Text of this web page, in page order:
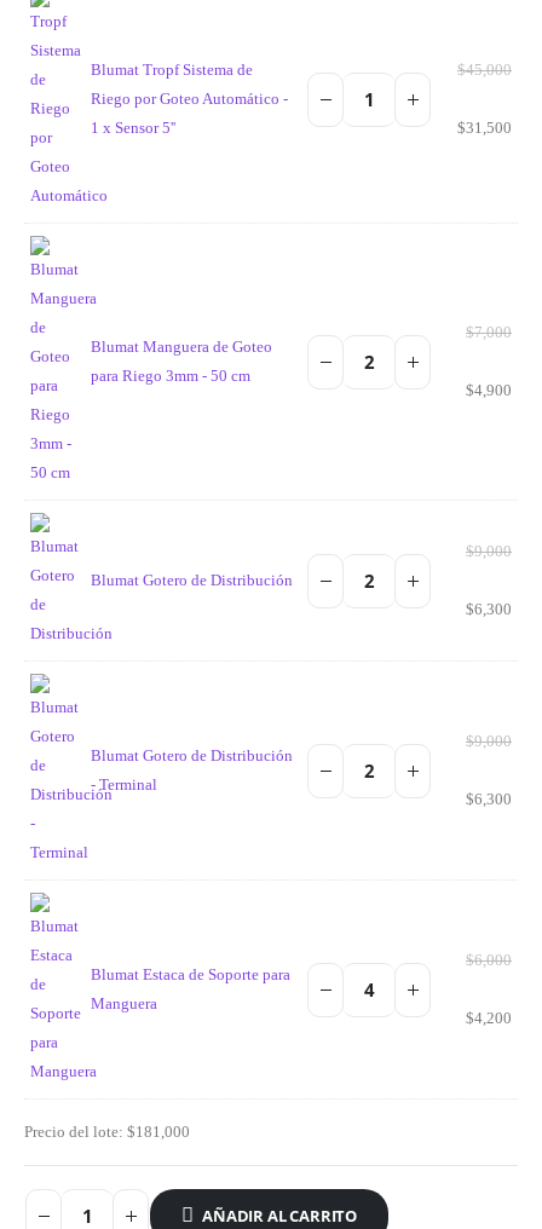
Blumat Tropf Sistema de
Riego por Goteo Automático -
1 x Sensor 5''
$45,000
$31,500
Blumat Manguera de Goteo
para Riego 3mm - 50 cm
$7,000
$4,900
Blumat Gotero de Distribución
$9,000
$6,300
Blumat Gotero de Distribución
- Terminal
$9,000
$6,300
Blumat Estaca de Soporte para
Manguera
$6,000
$4,200
Precio del lote: $181,000
AÑADIR AL CARRITO